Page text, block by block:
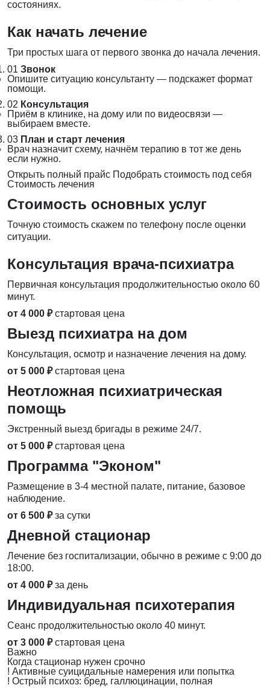
состояниях.
Как начать лечение
Три простых шага от первого звонка до начала лечения.
01 Звонок
Опишите ситуацию консультанту — подскажет формат
помощи.
02 Консультация
Приём в клинике, на дому или по видеосвязи —
выбираем вместе.
03 План и старт лечения
Врач назначит схему, начнём терапию в тот же день
если нужно.
Открыть полный прайс Подобрать стоимость под себя
Стоимость лечения
Стоимость основных услуг
Точную стоимость скажем по телефону после оценки
ситуации.
Консультация врача-психиатра
Первичная консультация продолжительностью около 60
минут.
от 4 000 ₽ стартовая цена
Выезд психиатра на дом
Консультация, осмотр и назначение лечения на дому.
от 5 000 ₽ стартовая цена
Неотложная психиатрическая
помощь
Экстренный выезд бригады в режиме 24/7.
от 5 000 ₽ стартовая цена
Программа "Эконом"
Размещение в 3-4 местной палате, питание, базовое
наблюдение.
от 6 500 ₽ за сутки
Дневной стационар
Лечение без госпитализации, обычно в режиме с 9:00 до
18:00.
от 4 000 ₽ за день
Индивидуальная психотерапия
Сеанс продолжительностью около 40 минут.
от 3 000 ₽ стартовая цена
Важно
Когда стационар нужен срочно
! Активные суицидальные намерения или попытка
! Острый психоз: бред, галлюцинации, полная